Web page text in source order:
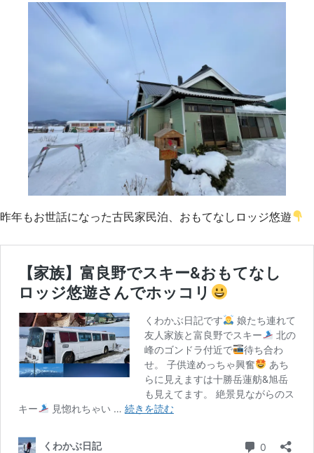
昨年もお世話になった古民家民泊、おもてなしロッジ悠遊